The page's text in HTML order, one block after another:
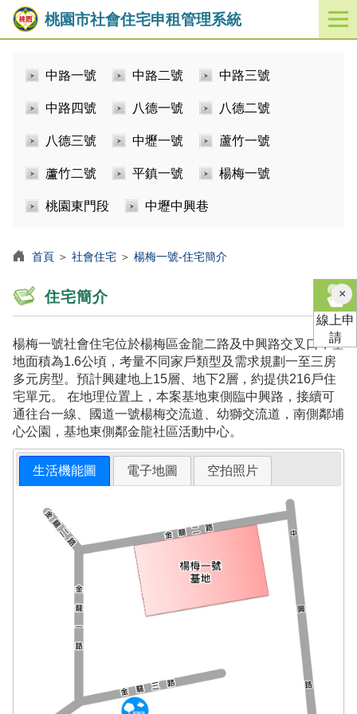
桃園市社會住宅申租管理系統
開
啟
中路一號 中路二號 中路三號
中路四號 八德一號 八德二號
八德三號 中壢一號 蘆竹一號
蘆竹二號 平鎮一號 楊梅一號
桃園東門段 中壢中興巷
首頁 ＞ 社會住宅 ＞ 楊梅一號-住宅簡介
住宅簡介
楊梅一號社會住宅位於楊梅區金龍二路及中興路交叉口，基
地面積為1.6公頃，考量不同家戶類型及需求規劃一至三房
多元房型。預計興建地上15層、地下2層，約提供216戶住
宅單元。 在地理位置上，本案基地東側臨中興路，接續可
通往台一線、國道一號楊梅交流道、幼獅交流道，南側鄰埔
心公園，基地東側鄰金龍社區活動中心。
生活機能圖 電子地圖 空拍照片
×關
閉
線上申
請